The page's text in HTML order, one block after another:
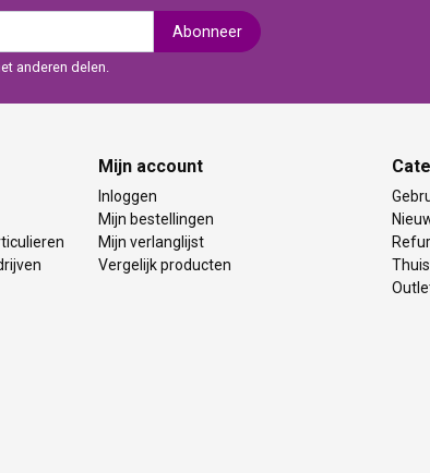
Abonneer
anderen delen.
Mijn account
Inloggen
Mijn bestellingen
Mijn verlanglijst
Vergelijk producten